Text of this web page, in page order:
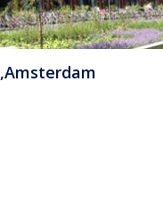
,Amsterdam